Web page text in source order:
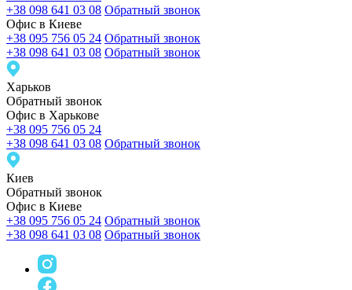
+38 098 641 03 08 Обратный звонок
Офис в Киеве
+38 095 756 05 24 Обратный звонок
+38 098 641 03 08 Обратный звонок
Харьков
Обратный звонок
Офис в Харькове
+38 095 756 05 24
+38 098 641 03 08 Обратный звонок
Киев
Обратный звонок
Офис в Киеве
+38 095 756 05 24 Обратный звонок
+38 098 641 03 08 Обратный звонок